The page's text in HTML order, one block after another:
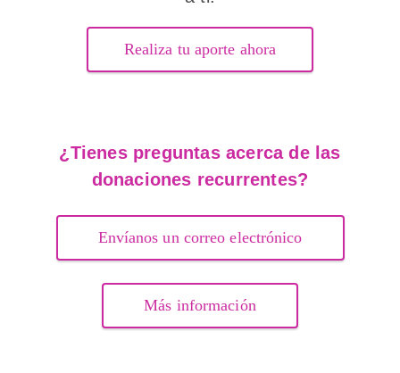
Realiza tu aporte ahora
¿Tienes preguntas acerca de las
donaciones recurrentes?
Envíanos un correo electrónico
Más información